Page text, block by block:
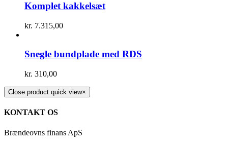
Komplet kakkelsæt
kr. 7.315,00
Snegle bundplade med RDS
kr. 310,00
Close product quick view×
KONTAKT OS
Brændeovns finans ApS